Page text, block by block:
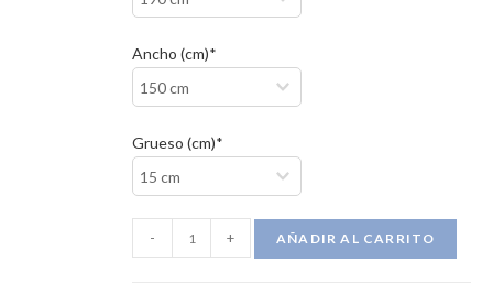
Ancho (cm)*
Grueso (cm)*
- + AÑADIR AL CARRITO